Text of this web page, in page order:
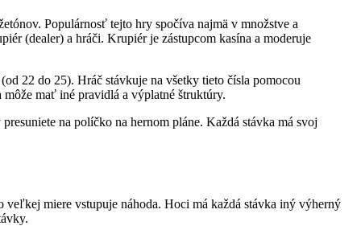
Populárnosť tejto hry spočíva najmä v množstve a
(dealer) a hráči. Krupiér je zástupcom kasína a moderuje
22 do 25). Hráč stávkuje na všetky tieto čísla pomocou
mať iné pravidlá a výplatné štruktúry.
na políčko na hernom pláne. Každá stávka má svoj
veľkej miere vstupuje náhoda. Hoci má každá stávka iný výherný